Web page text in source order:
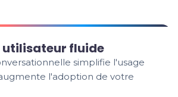
utilisateur fluide
simplifie l'usage
l'adoption de votre